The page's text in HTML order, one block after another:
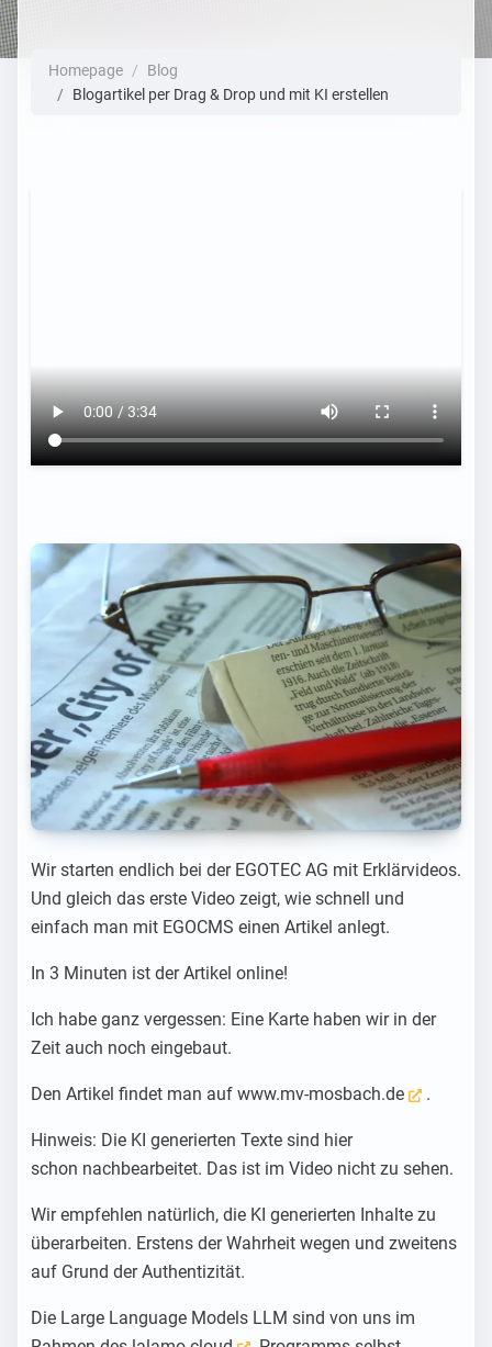
Homepage
Blog
Blogartikel per Drag & Drop und mit KI erstellen
Wir starten endlich bei der EGOTEC AG mit Erklärvideos.
Und gleich das erste Video zeigt, wie schnell und
einfach man mit EGOCMS einen Artikel anlegt.
In 3 Minuten ist der Artikel online!
Ich habe ganz vergessen: Eine Karte haben wir in der
Zeit auch noch eingebaut.
Den Artikel findet man auf www.mv-mosbach.de .
Hinweis: Die KI generierten Texte sind hier
schon nachbearbeitet. Das ist im Video nicht zu sehen.
Wir empfehlen natürlich, die KI generierten Inhalte zu
überarbeiten. Erstens der Wahrheit wegen und zweitens
auf Grund der Authentizität.
Die Large Language Models LLM sind von uns im